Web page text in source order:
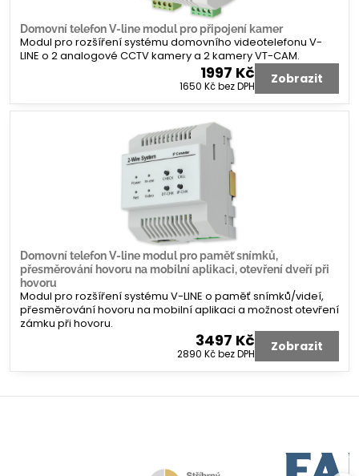
Domovní telefon V-line modul pro připojení kamer
Modul pro rozšíření systému domovního videotelefonu V-
LINE o 2 analogové CCTV kamery a 2 kamery VT-CAM.
1997 Kč
1650 Kčbez DPH Zobrazit
Domovní telefon V-line modul pro paměť snímků,
přesměrování hovoru na mobilní aplikaci, otevření dveří při
hovoru
Modul pro rozšíření systému V-LINE o paměť snímků/videí,
přesměrování hovoru na mobilní aplikaci a možnost otevření
zámku při hovoru.
3497 Kč
2890 Kčbez DPH Zobrazit